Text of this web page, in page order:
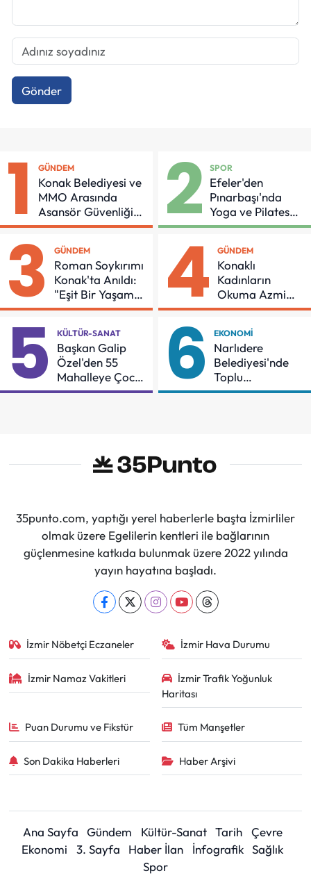
Gönder
1 GÜNDEM
Konak Belediyesi ve
MMO Arasında
Asansör Güvenliği
İçin Önemli Protokol
2 SPOR
Efeler'den
Pınarbaşı'nda
Yoga ve Pilates
Buluşması
3 GÜNDEM
Roman Soykırımı
Konak'ta Anıldı:
"Eşit Bir Yaşam
İçin Mücadeleyi
4 GÜNDEM
Konaklı
Kadınların
Okuma Azmi
Örnek Oldu
5 KÜLTÜR-SANAT
Başkan Galip
Özel'den 55
Mahalleye Çocuk
Şenliği
6 EKONOMI
Narlıdere
Belediyesi'nde
Toplu
Sözleşmeye
35punto.com, yaptığı yerel haberlerle başta İzmirliler
olmak üzere Egelilerin kentleri ile bağlarının
güçlenmesine katkıda bulunmak üzere 2022 yılında
yayın hayatına başladı.
İzmir Nöbetçi Eczaneler İzmir Hava Durumu
İzmir Namaz Vakitleri
İzmir Trafik Yoğunluk
Haritası
Puan Durumu ve Fikstür Tüm Manşetler
Son Dakika Haberleri Haber Arşivi
Ana Sayfa Gündem Kültür-Sanat Tarih
Çevre
Ekonomi
3. Sayfa Haber İlan İnfografik Sağlık
Spor